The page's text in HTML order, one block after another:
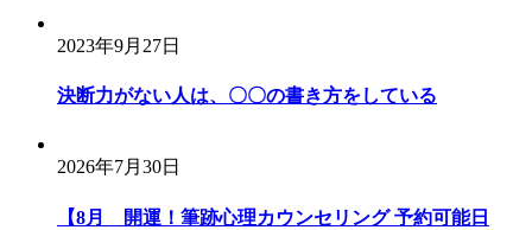
2023年9月27日
決断力がない人は、〇〇の書き方をしている
2026年7月30日
【8月 開運！筆跡心理カウンセリング 予約可能日